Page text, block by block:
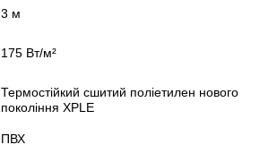
3 м
175 Вт/м²
Термостійкий сшитий поліетилен нового
покоління XPLE
ПВХ